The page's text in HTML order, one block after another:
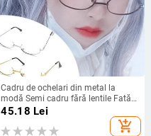
Cadru de ochelari din metal la
modă Semi cadru fără lentile Fată
Chic Harajuku Accesorii de
decorare pentru petreceri Cosplay
Suport fotografie
45.18 Lei
add_shopping_cart